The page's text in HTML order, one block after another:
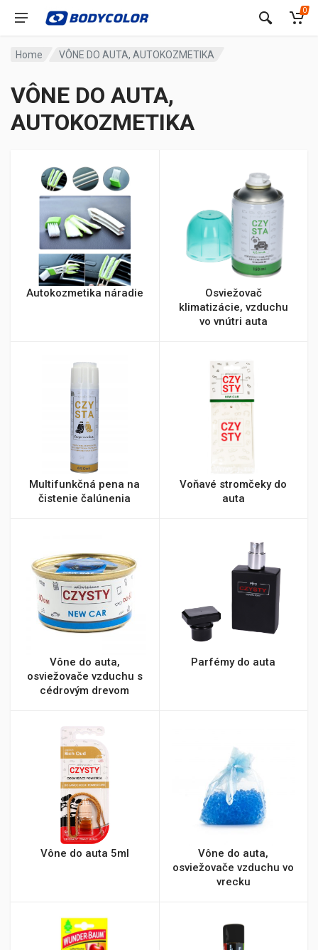
0
Home VÔNE DO AUTA, AUTOKOZMETIKA
VÔNE DO AUTA,
AUTOKOZMETIKA
Autokozmetika náradie
Osviežovač
klimatizácie, vzduchu
vo vnútri auta
Multifunkčná pena na
čistenie čalúnenia
Voňavé stromčeky do
auta
Vône do auta,
osviežovače vzduchu s
cédrovým drevom
Parfémy do auta
Vône do auta 5ml
Vône do auta,
osviežovače vzduchu vo
vrecku